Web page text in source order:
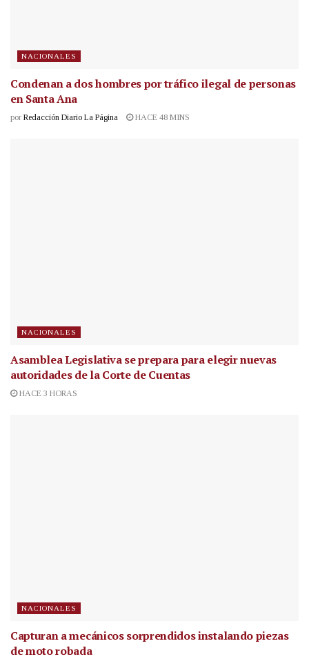
NACIONALES
Condenan a dos hombres por tráfico ilegal de personas
en Santa Ana
por Redacción Diario La Página HACE 48 MINS
NACIONALES
Asamblea Legislativa se prepara para elegir nuevas
autoridades de la Corte de Cuentas
HACE 3 HORAS
NACIONALES
Capturan a mecánicos sorprendidos instalando piezas
de moto robada